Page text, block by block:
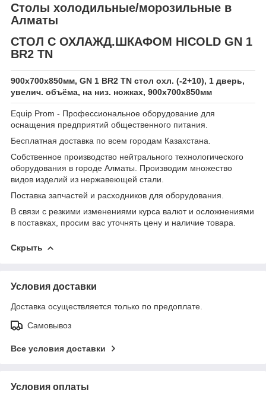
Столы холодильные/морозильные в
Алматы
СТОЛ С ОХЛАЖД.ШКАФОМ HICOLD GN 1
BR2 TN
900х700х850мм, GN 1 BR2 TN стол охл. (-2+10), 1 дверь,
увелич. объёма, на низ. ножках, 900х700х850мм
Equip Prom - Профессиональное оборудование для
оснащения предприятий общественного питания.
Бесплатная доставка по всем городам Казахстана.
Собственное производство нейтрального технологического
оборудования в городе Алматы. Производим множество
видов изделий из нержавеющей стали.
Поставка запчастей и расходников для оборудования.
В связи с резкими изменениями курса валют и осложнениями
в поставках, просим вас уточнять цену и наличие товара.
Скрыть
Условия доставки
Доставка осуществляется только по предоплате.
Самовывоз
Все условия доставки
Условия оплаты